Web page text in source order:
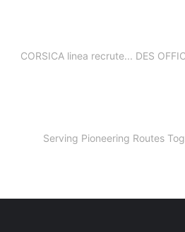
CORSICA linea recrute... DES
Serving Pioneering Routes